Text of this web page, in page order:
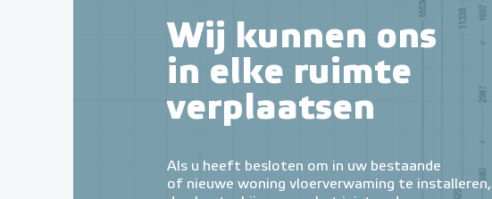
Wij kunnen ons
in elke ruimte
verplaatsen
Als u heeft besloten om in uw bestaande
of nieuwe woning vloerverwaming te installeren,